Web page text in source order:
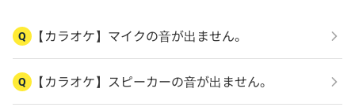
Q 【カラオケ】マイクの音が出ません。
Q 【カラオケ】スピーカーの音が出ません。